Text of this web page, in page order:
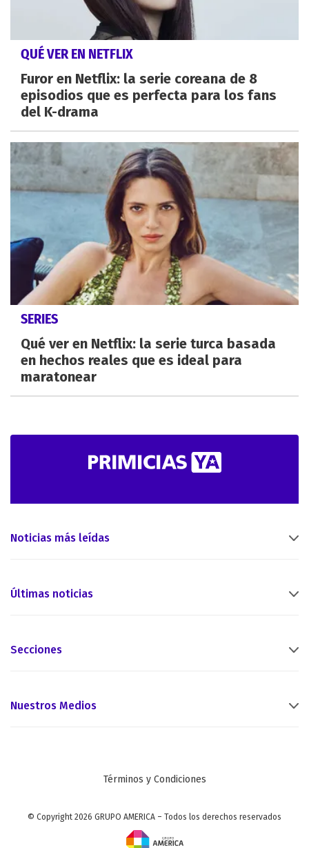
QUÉ VER EN NETFLIX
Furor en Netflix: la serie coreana de 8
episodios que es perfecta para los fans
del K-drama
SERIES
Qué ver en Netflix: la serie turca basada
en hechos reales que es ideal para
maratonear
Noticias más leídas
Últimas noticias
Secciones
Nuestros Medios
Términos y Condiciones
© Copyright 2026 GRUPO AMERICA – Todos los derechos reservados